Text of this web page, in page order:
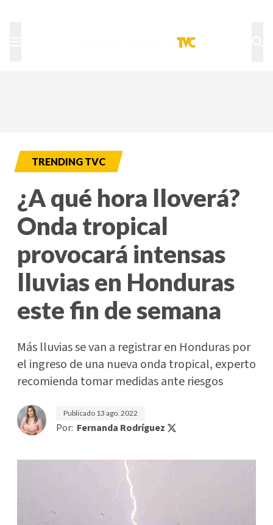
TRENDING TVC
¿A qué hora lloverá?
Onda tropical
provocará intensas
lluvias en Honduras
este fin de semana
Más lluvias se van a registrar en Honduras por
el ingreso de una nueva onda tropical, experto
recomienda tomar medidas ante riesgos
Publicado 13 ago. 2022
Por: Fernanda Rodríguez